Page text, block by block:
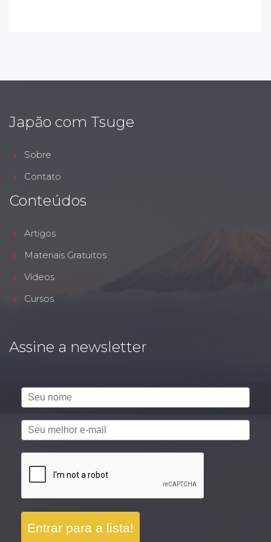
Japão com Tsuge
Sobre
Contato
Conteúdos
Artigos
Materiais Gratuitos
Vídeos
Cursos
Assine a newsletter
Entrar para a lista!